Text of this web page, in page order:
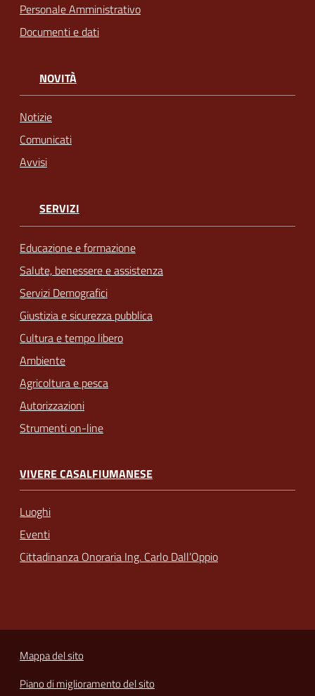
Personale Amministrativo
Documenti e dati
NOVITÀ
Notizie
Comunicati
Avvisi
SERVIZI
Educazione e formazione
Salute, benessere e assistenza
Servizi Demografici
Giustizia e sicurezza pubblica
Cultura e tempo libero
Ambiente
Agricoltura e pesca
Autorizzazioni
Strumenti on-line
VIVERE CASALFIUMANESE
Luoghi
Eventi
Cittadinanza Onoraria Ing. Carlo Dall’Oppio
Mappa del sito
Piano di miglioramento del sito